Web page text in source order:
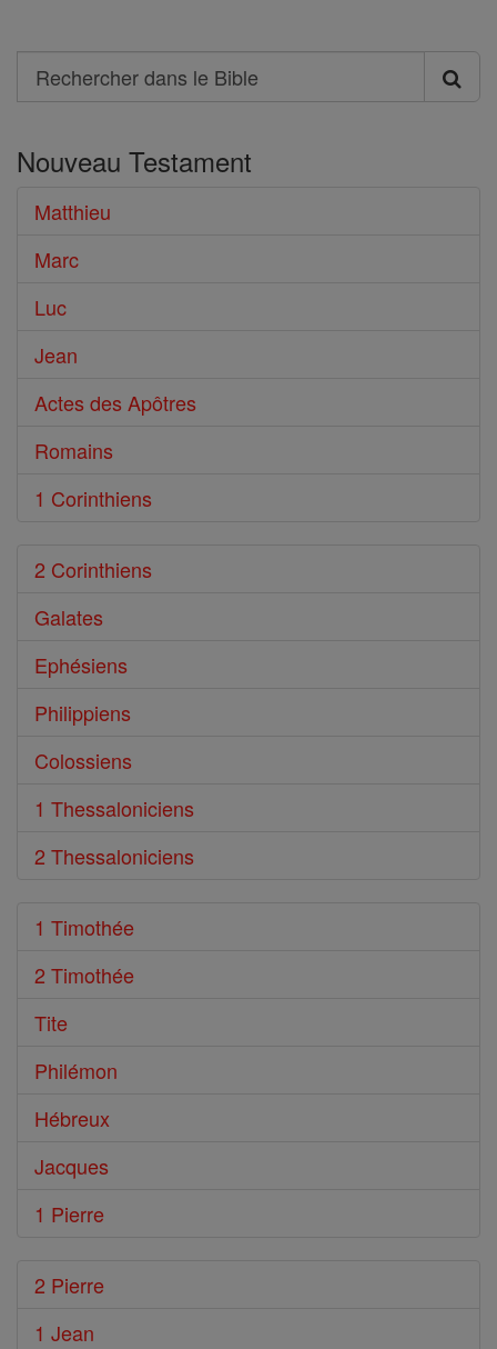
Search
Rechercher
le
Bible
Nouveau Testament
Matthieu
Marc
Luc
Jean
Actes des Apôtres
Romains
1 Corinthiens
2 Corinthiens
Galates
Ephésiens
Philippiens
Colossiens
1 Thessaloniciens
2 Thessaloniciens
1 Timothée
2 Timothée
Tite
Philémon
Hébreux
Jacques
1 Pierre
2 Pierre
1 Jean